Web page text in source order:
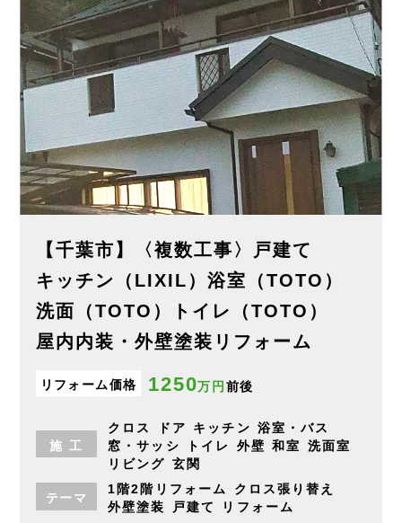
【千葉市】〈複数工事〉戸建て
キッチン（LIXIL）浴室（TOTO）
洗面（TOTO）トイレ（TOTO）
屋内内装・外壁塗装リフォーム
リフォーム価格 1250万円 前後
施 工
クロス ドア キッチン 浴室・バス
窓・サッシ
トイレ 外壁 和室
洗面室
リビング 玄関
テーマ
1階2階リフォーム
クロス張り替え
外壁塗装
戸建て リフォーム